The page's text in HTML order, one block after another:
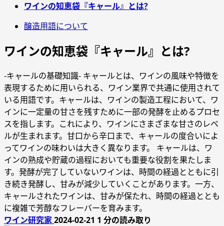
ワインの知恵袋『キャール』とは?
醸造用語について
ワインの知恵袋『キャール』とは?
-キャールの基礎知識- キャールとは、ワインの風味や特徴を
表現するために用いられる、ワイン業界で共通に使用されて
いる用語です。キャールは、ワインの製造工程において、ワ
インに一定量の甘さを残すために一部の発酵を止めるプロセ
スを指します。これにより、ワインにさまざまな甘さのレベ
ルが生まれます。甘口から辛口まで、キャールの度合いによ
ってワインの味わいは大きく異なります。 キャールは、ワ
インの熟成や貯蔵の過程においても重要な役割を果たしま
す。発酵が完了していないワインは、時間の経過とともに引
き続き発酵し、甘みが減少していくことがあります。一方、
キャールされたワインは、甘みが保たれ、時間の経過ととも
に複雑で芳醇なフレーバーを育みます。
ワイン研究家2024-02-21 1 分の読み取り